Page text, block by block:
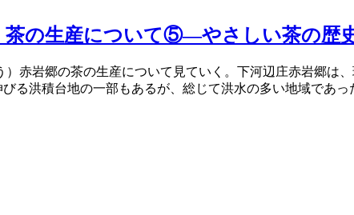
の生産について⑤―やさしい茶の歴
赤岩郷の茶の生産について見ていく。下河辺庄赤岩郷は
る洪積台地の一部もあるが、総じて洪水の多い地域であ